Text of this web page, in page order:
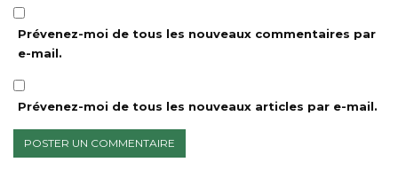
Prévenez-moi de tous les nouveaux commentaires par
e-mail.
Prévenez-moi de tous les nouveaux articles par e-mail.